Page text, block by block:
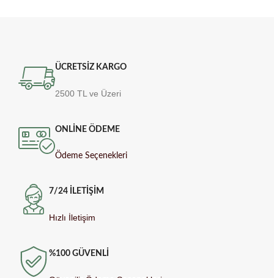
ÜCRETSİZ KARGO
2500 TL ve Üzeri
ONLİNE ÖDEME
Ödeme Seçenekleri
7/24 İLETİŞİM
Hızlı İletişim
%100 GÜVENLİ